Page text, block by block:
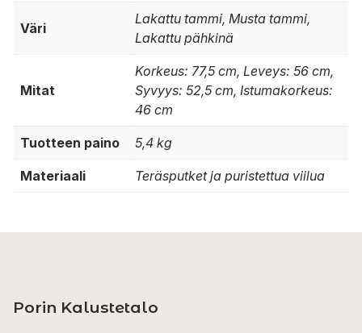
Väri
Lakattu tammi, Musta tammi,
Lakattu pähkinä
Mitat
Korkeus: 77,5 cm, Leveys: 56 cm,
Syvyys: 52,5 cm, Istumakorkeus:
46 cm
Tuotteen paino 5,4 kg
Materiaali Teräsputket ja puristettua viilua
Porin Kalustetalo